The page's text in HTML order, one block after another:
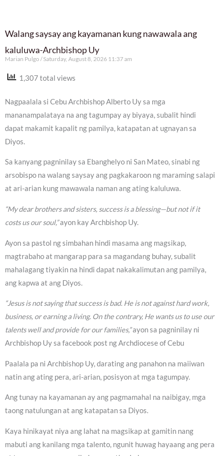
Walang saysay ang kayamanan kung nawawala ang
kaluluwa-Archbishop Uy
Marian Pulgo Saturday, August 8, 2026 11:37 am
1,307 total views
Nagpaalala si Cebu Archbishop Alberto Uy sa mga
mananampalataya na ang tagumpay ay biyaya, subalit hindi
dapat makamit kapalit ng pamilya, katapatan at ugnayan sa
Diyos.
Sa kanyang pagninilay sa Ebanghelyo ni San Mateo, sinabi ng
arsobispo na walang saysay ang pagkakaroon ng maraming salapi
at ari-arian kung mawawala naman ang ating kaluluwa.
“My dear brothers and sisters, success is a blessing—but not if it
costs us our soul,”ayon kay Archbishop Uy.
Ayon sa pastol ng simbahan hindi masama ang magsikap,
magtrabaho at mangarap para sa magandang buhay, subalit
mahalagang tiyakin na hindi dapat nakakalimutan ang pamilya,
ang kapwa at ang Diyos.
“Jesus is not saying that success is bad. He is not against hard work,
business, or earning a living. On the contrary, He wants us to use our
talents well and provide for our families,”ayon sa pagninilay ni
Archbishop Uy sa facebook post ng Archdiocese of Cebu
Paalala pa ni Archbishop Uy, darating ang panahon na maiiwan
natin ang ating pera, ari-arian, posisyon at mga tagumpay.
Ang tunay na kayamanan ay ang pagmamahal na naibigay, mga
taong natulungan at ang katapatan sa Diyos.
Kaya hinikayat niya ang lahat na magsikap at gamitin nang
mabuti ang kanilang mga talento, ngunit huwag hayaang ang pera